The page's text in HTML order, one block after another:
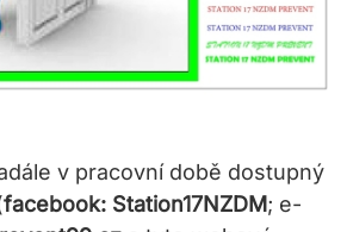
v pracovní době dostupný
facebook: Station17NZDM; e-